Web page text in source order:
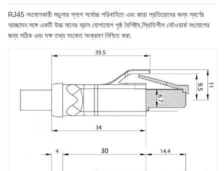
RJ45 সংযোগকারী মডুলার প্লাগ সর্বোচ্চ পরিবাহিতা এবং জারা প্রতিরোধের জন্য স্বর্ণের
আচ্ছাদন সঙ্গে একটি উচ্চ মানের ব্রাস যোগাযোগ পৃষ্ঠ বৈশিষ্ট্য,স্থিতিশীল নেটওয়ার্ক সংযোগের
জন্য সঠিক এবং দক্ষ তথ্য সংকেত সংক্রমণ নিশ্চিত করা.